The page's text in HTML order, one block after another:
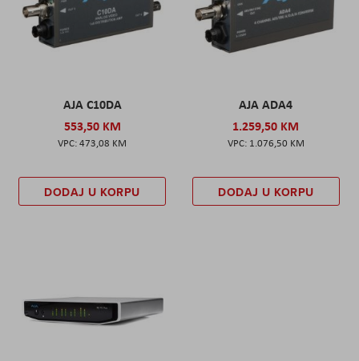
AJA C10DA
553,50 KM
473,08 KM
DODAJ U KORPU
AJA ADA4
1.259,50 KM
1.076,50 KM
DODAJ U KORPU